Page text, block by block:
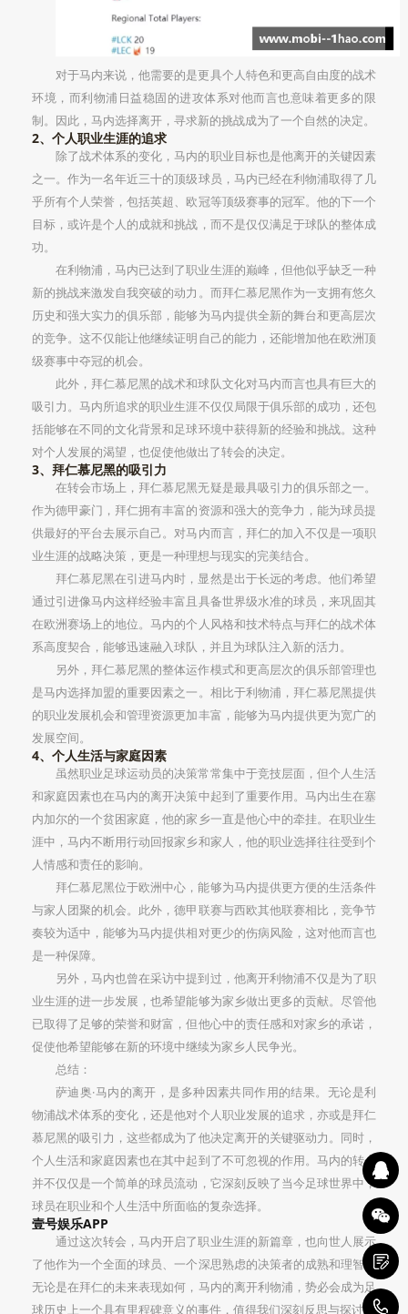
对于马内来说，他需要的是更具个人特色和更高自由度的战术
环境，而利物浦日益稳固的进攻体系对他而言也意味着更多的限
制。因此，马内选择离开，寻求新的挑战成为了一个自然的决定。
2、个人职业生涯的追求
除了战术体系的变化，马内的职业目标也是他离开的关键因素
之一。作为一名年近三十的顶级球员，马内已经在利物浦取得了几
乎所有个人荣誉，包括英超、欧冠等顶级赛事的冠军。他的下一个
目标，或许是个人的成就和挑战，而不是仅仅满足于球队的整体成
功。
在利物浦，马内已达到了职业生涯的巅峰，但他似乎缺乏一种
新的挑战来激发自我突破的动力。而拜仁慕尼黑作为一支拥有悠久
历史和强大实力的俱乐部，能够为马内提供全新的舞台和更高层次
的竞争。这不仅能让他继续证明自己的能力，还能增加他在欧洲顶
级赛事中夺冠的机会。
此外，拜仁慕尼黑的战术和球队文化对马内而言也具有巨大的
吸引力。马内所追求的职业生涯不仅仅局限于俱乐部的成功，还包
括能够在不同的文化背景和足球环境中获得新的经验和挑战。这种
对个人发展的渴望，也促使他做出了转会的决定。
3、拜仁慕尼黑的吸引力
在转会市场上，拜仁慕尼黑无疑是最具吸引力的俱乐部之一。
作为德甲豪门，拜仁拥有丰富的资源和强大的竞争力，能为球员提
供最好的平台去展示自己。对马内而言，拜仁的加入不仅是一项职
业生涯的战略决策，更是一种理想与现实的完美结合。
拜仁慕尼黑在引进马内时，显然是出于长远的考虑。他们希望
通过引进像马内这样经验丰富且具备世界级水准的球员，来巩固其
在欧洲赛场上的地位。马内的个人风格和技术特点与拜仁的战术体
系高度契合，能够迅速融入球队，并且为球队注入新的活力。
另外，拜仁慕尼黑的整体运作模式和更高层次的俱乐部管理也
是马内选择加盟的重要因素之一。相比于利物浦，拜仁慕尼黑提供
的职业发展机会和管理资源更加丰富，能够为马内提供更为宽广的
发展空间。
4、个人生活与家庭因素
虽然职业足球运动员的决策常常集中于竞技层面，但个人生活
和家庭因素也在马内的离开决策中起到了重要作用。马内出生在塞
内加尔的一个贫困家庭，他的家乡一直是他心中的牵挂。在职业生
涯中，马内不断用行动回报家乡和家人，他的职业选择往往受到个
人情感和责任的影响。
拜仁慕尼黑位于欧洲中心，能够为马内提供更方便的生活条件
与家人团聚的机会。此外，德甲联赛与西欧其他联赛相比，竞争节
奏较为适中，能够为马内提供相对更少的伤病风险，这对他而言也
是一种保障。
另外，马内也曾在采访中提到过，他离开利物浦不仅是为了职
业生涯的进一步发展，也希望能够为家乡做出更多的贡献。尽管他
已取得了足够的荣誉和财富，但他心中的责任感和对家乡的承诺，
促使他希望能够在新的环境中继续为家乡人民争光。
总结：
萨迪奥·马内的离开，是多种因素共同作用的结果。无论是利
物浦战术体系的变化，还是他对个人职业发展的追求，亦或是拜仁
慕尼黑的吸引力，这些都成为了他决定离开的关键驱动力。同时，
个人生活和家庭因素也在其中起到了不可忽视的作用。马内的转会
并不仅仅是一个简单的球员流动，它深刻反映了当今足球世界中，
球员在职业和个人生活中所面临的复杂选择。
壹号娱乐APP
通过这次转会，马内开启了职业生涯的新篇章，也向世人展示
了他作为一个全面的球员、一个深思熟虑的决策者的成熟和理智。
无论是在拜仁的未来表现如何，马内的离开利物浦，势必会成为足
球历史上一个具有里程碑意义的事件，值得我们深刻反思与探讨。